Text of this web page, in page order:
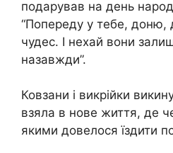
подарував на день
“Попереду у тебе, доню,
чудес. І нехай вони
назавжди”.
Ковзани і викрійки
взяла в нове життя, де
якими довелося їздити по